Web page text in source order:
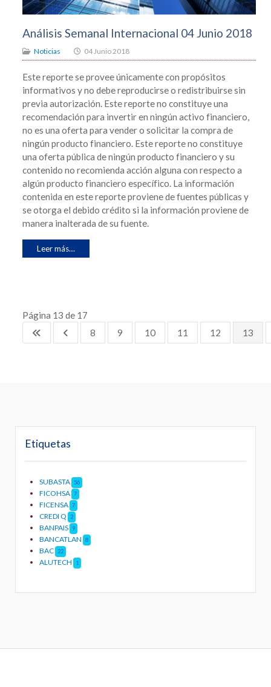
Análisis Semanal Internacional 04 Junio 2018
Noticias 04 Junio 2018
Este reporte se provee únicamente con propósitos
informativos y no debe reproducirse o redistribuirse sin
previa autorización. Este reporte no constituye una
recomendación para invertir en ningún activo financiero,
no es una oferta para vender o solicitar la compra de
ningún producto financiero. Este reporte no constituye
una oferta pública de ningún producto financiero y su
contenido no recomienda acción alguna con respecto a
algún producto financiero específico. La información
contenida en este reporte proviene de fuentes públicas y
se otorga el debido crédito si la información proviene de
manera inalterada de su fuente.
Leer más…
Página 13 de 17
8
9 10 11 12 13
Etiquetas
SUBASTA 56
FICOHSA 7
FICENSA 7
CREDI Q 2
BANPAIS 9
BANCATLAN 8
BAC 22
ALUTECH 1